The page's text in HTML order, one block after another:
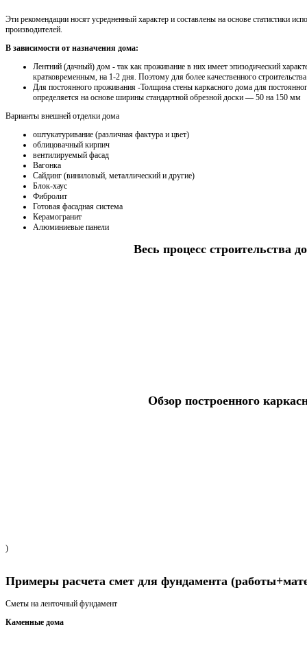
Эти рекомендации носят усредненный характер и составлены на основе статистики
производителей.
В зависимости от назначения дома:
Лентний (дачный) дом - так как проживание в них имеет эпизодический
кратковременным, на 1-2 дня. Поэтому для более качественного
Для постоянного проживания -Толщина стены каркасного дома для
определяется на основе ширины стандартной обрезной доски — 50 на 150 мм
Варианты внешней отделки дома
оштукатуривание (различная фактура и цвет)
облицовачный кирпич
вентилируемый фасад
Вагонка
Сайдинг (виниловый, металлический и другие)
Блок-хаус
Фибролит
Готовая фасадная система
Керамогранит
Алюминиевые панели
Весь процесс строительства
Обзор построенного
)
Примеры расчета смет для фундамента
Сметы на ленточный фундамент
Каменные дома